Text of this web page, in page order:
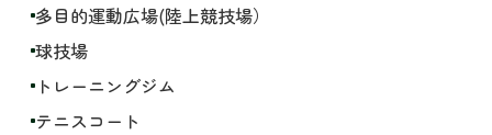
多目的運動広場(陸上競技場）
球技場
トレーニングジム
テニスコート